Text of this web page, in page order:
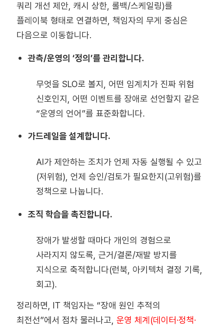
쿼리 개선 제안, 캐시 상한, 롤백/스케일링)를
플레이북 형태로 연결하면, 책임자의 무게 중심은
다음으로 이동합니다.
관측/운영의 ‘정의’를 관리합니다.
무엇을 SLO로 볼지, 어떤 임계치가 진짜 위험
신호인지, 어떤 이벤트를 장애로 선언할지 같은
“운영의 언어”를 표준화합니다.
가드레일을 설계합니다.
AI가 제안하는 조치가 언제 자동 실행될 수 있고
(저위험), 언제 승인/검토가 필요한지(고위험)를
정책으로 나눕니다.
조직 학습을 촉진합니다.
장애가 발생할 때마다 개인의 경험으로
사라지지 않도록, 근거/결론/재발 방지를
지식으로 축적합니다(런북, 아키텍처 결정 기록,
회고).
정리하면, IT 책임자는 “장애 원인 추적의
최전선”에서 점차 물러나고, 운영 체계(데이터·정책·